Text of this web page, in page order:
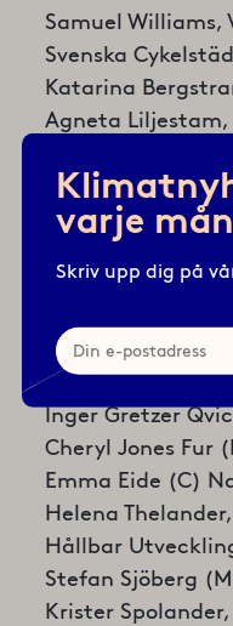
Samuel Williams,
Svenska
Katarina
Agneta
Kerstin
Annevi Sjöberg,
Conny Hansson
Linn Tufvesson
Cykelfrämjandet
Sofia Kristensson
Inger Gretzer
Cheryl Jones Fur
Emma Eide (C)
Helena
Hållbar
Stefan Sjöberg
Krister
varje
Skriv upp dig på
Din
e-
postadress